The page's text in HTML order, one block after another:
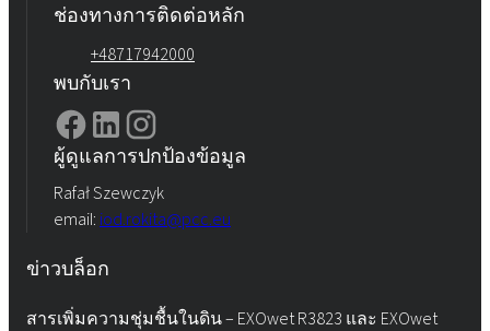
ช่องทางการติดต่อหลัก
+48717942000
พบกับเรา
ผู้ดูแลการปกป้องข้อมูล
Rafał Szewczyk
email: iod.rokita@pcc.eu
ข่าวบล็อก
สารเพิ่มความชุ่มชื้นในดิน – EXOwet R3823 และ EXOwet